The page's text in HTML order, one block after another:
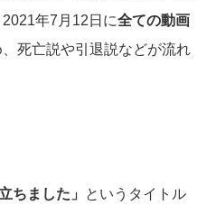
2021年7月12日に全ての動画
死亡説や引退説などが流れ
ちました」
というタイトル